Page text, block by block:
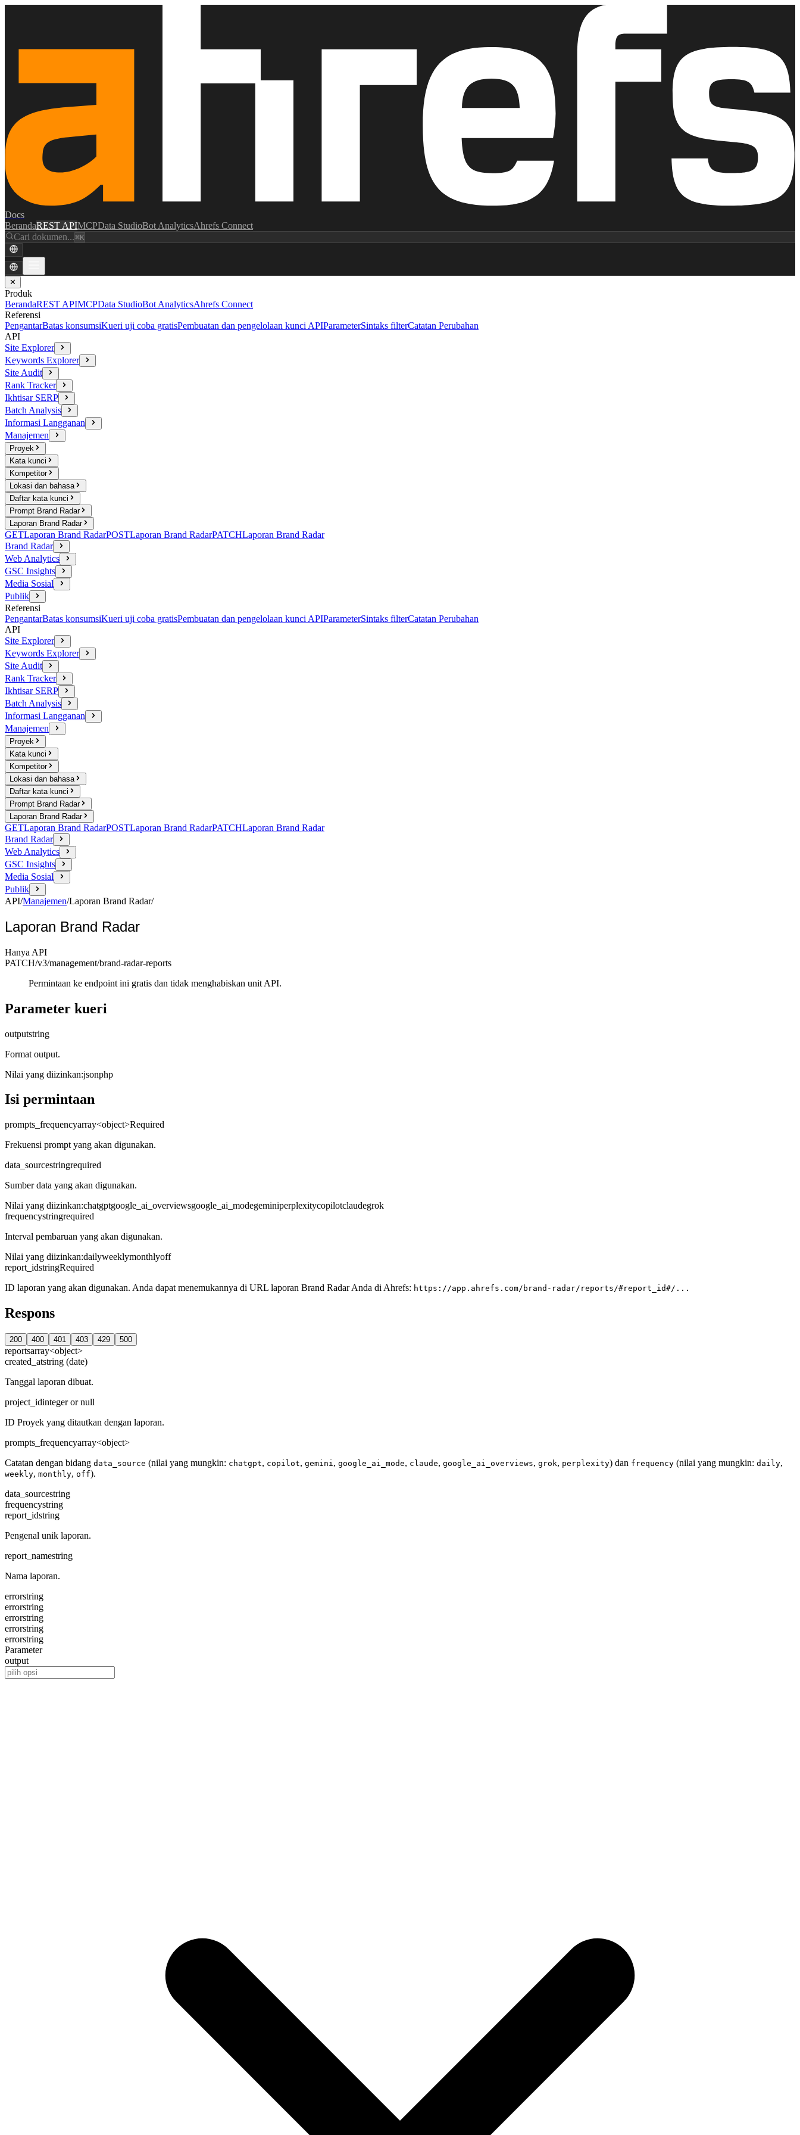
Docs
BerandaREST APIMCPData StudioBot AnalyticsAhrefs Connect
Cari dokumen...⌘K
✕
Produk
BerandaREST APIMCPData StudioBot AnalyticsAhrefs Connect
Referensi
PengantarBatas konsumsiKueri uji coba gratisPembuatan dan pengelolaan kunci APIParameterSintaks filterCatatan Perubahan
API
Site Explorer
Keywords Explorer
Site Audit
Rank Tracker
Ikhtisar SERP
Batch Analysis
Informasi Langganan
Manajemen
Proyek
Kata kunci
Kompetitor
Lokasi dan bahasa
Daftar kata kunci
Prompt Brand Radar
Laporan Brand Radar
GETLaporan Brand RadarPOSTLaporan Brand RadarPATCHLaporan Brand Radar
Brand Radar
Web Analytics
GSC Insights
Media Sosial
Publik
Referensi
PengantarBatas konsumsiKueri uji coba gratisPembuatan dan pengelolaan kunci APIParameterSintaks filterCatatan Perubahan
API
Site Explorer
Keywords Explorer
Site Audit
Rank Tracker
Ikhtisar SERP
Batch Analysis
Informasi Langganan
Manajemen
Proyek
Kata kunci
Kompetitor
Lokasi dan bahasa
Daftar kata kunci
Prompt Brand Radar
Laporan Brand Radar
GETLaporan Brand RadarPOSTLaporan Brand RadarPATCHLaporan Brand Radar
Brand Radar
Web Analytics
GSC Insights
Media Sosial
Publik
API/Manajemen/Laporan Brand Radar/
Laporan Brand Radar
Hanya API
PATCH/v3/management/brand-radar-reports
Permintaan ke endpoint ini gratis dan tidak menghabiskan unit API.
Parameter kueri
outputstring
Format output.
Nilai yang diizinkan:jsonphp
Isi permintaan
prompts_frequencyarray<object>Required
Frekuensi prompt yang akan digunakan.
data_sourcestringrequired
Sumber data yang akan digunakan.
Nilai yang diizinkan:chatgptgoogle_ai_overviewsgoogle_ai_modegeminiperplexitycopilotclaudegrok
frequencystringrequired
Interval pembaruan yang akan digunakan.
Nilai yang diizinkan:dailyweeklymonthlyoff
report_idstringRequired
ID laporan yang akan digunakan. Anda dapat menemukannya di URL laporan Brand Radar Anda di Ahrefs: https://app.ahrefs.com/brand-radar/reports/#report_id#/...
Respons
200 400 401 403 429 500
reportsarray<object>
created_atstring (date)
Tanggal laporan dibuat.
project_idinteger or null
ID Proyek yang ditautkan dengan laporan.
prompts_frequencyarray<object>
Catatan dengan bidang data_source (nilai yang mungkin: chatgpt, copilot, gemini, google_ai_mode, claude, google_ai_overviews, grok, perplexity) dan frequency (nilai yang mungkin: daily,
weekly, monthly, off).
data_sourcestring
frequencystring
report_idstring
Pengenal unik laporan.
report_namestring
Nama laporan.
errorstring
errorstring
errorstring
errorstring
errorstring
Parameter
output